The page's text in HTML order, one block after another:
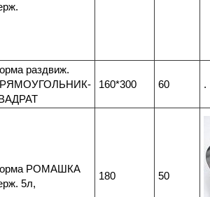
раздвиж.
160*300 60 .
РОМАШКА
5л,
180 50